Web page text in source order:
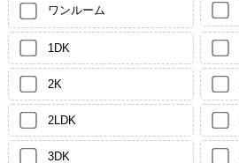
ワンルーム
1DK
2K
2LDK
3DK